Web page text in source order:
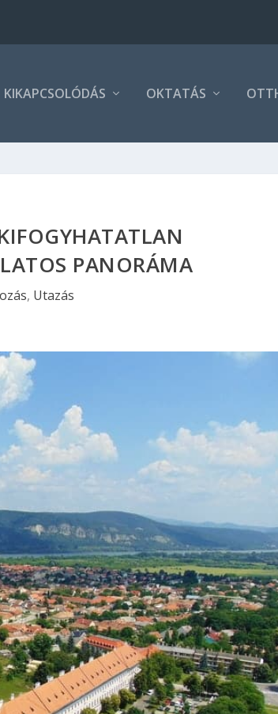
KIKAPCSOLÓDÁS OKTATÁS
PANORÁMA
, Utazás